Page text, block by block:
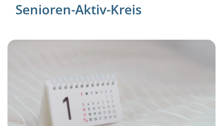
Senioren-Aktiv-Kreis